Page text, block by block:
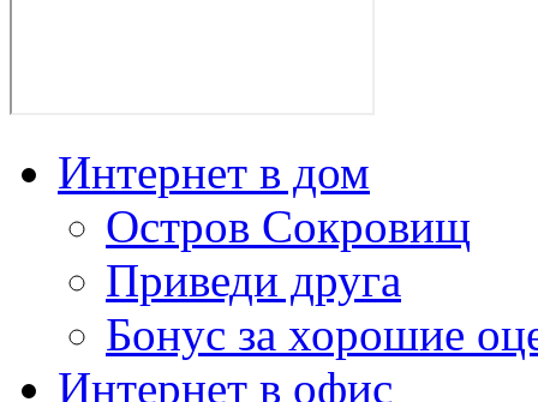
Интернет в дом
Остров Сокровищ
Приведи друга
Бонус за хорошие
Интернет в офис